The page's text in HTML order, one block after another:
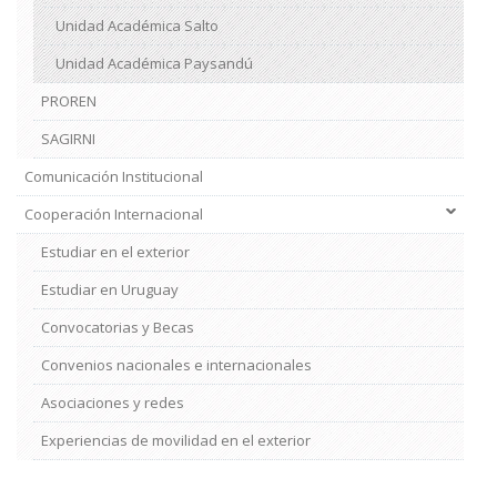
Unidad Académica Salto
Unidad Académica Paysandú
PROREN
SAGIRNI
Comunicación Institucional
Cooperación Internacional
Estudiar en el exterior
Estudiar en Uruguay
Convocatorias y Becas
Convenios nacionales e internacionales
Asociaciones y redes
Experiencias de movilidad en el exterior